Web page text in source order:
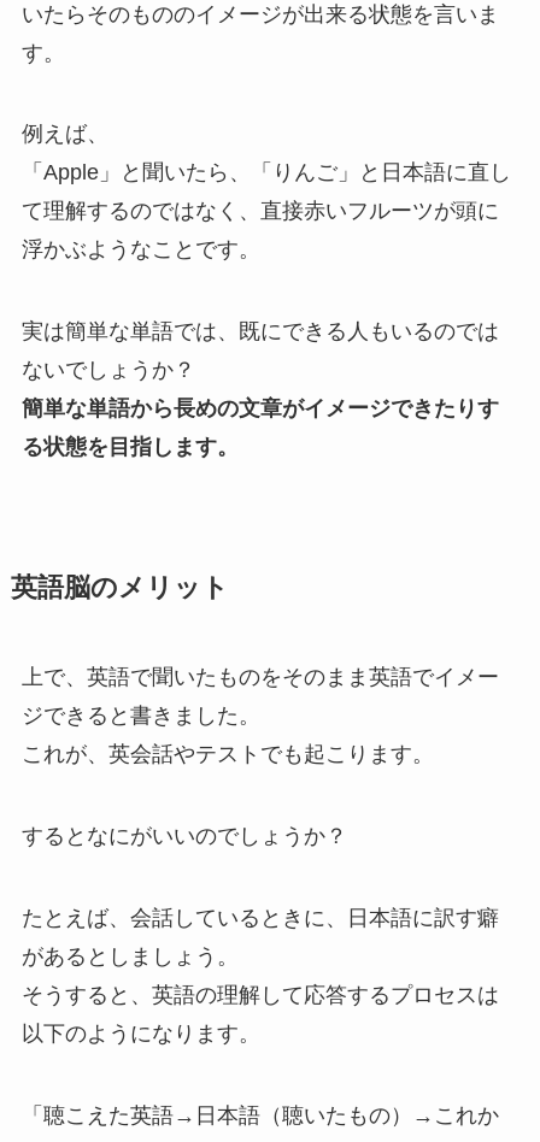
いたらそのもののイメージが出来る状態を言いま
す。
例えば、
「Apple」と聞いたら、「りんご」と日本語に直し
て理解するのではなく、直接赤いフルーツが頭に
浮かぶようなことです。
実は簡単な単語では、既にできる人もいるのでは
ないでしょうか？
簡単な単語から長めの文章がイメージできたりす
る状態を目指します。
英語脳のメリット
上で、英語で聞いたものをそのまま英語でイメー
ジできると書きました。
これが、英会話やテストでも起こります。
するとなにがいいのでしょうか？
たとえば、会話しているときに、日本語に訳す癖
があるとしましょう。
そうすると、英語の理解して応答するプロセスは
以下のようになります。
「聴こえた英語→日本語（聴いたもの）→これか